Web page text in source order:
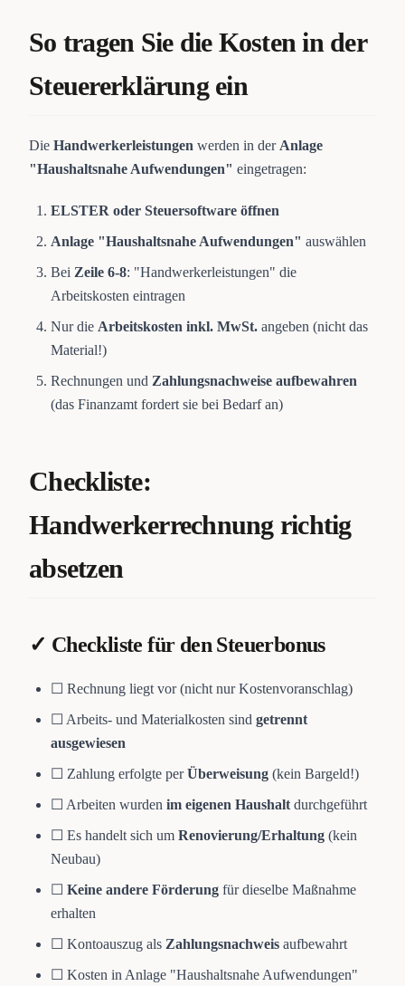
So tragen Sie die Kosten in der
Steuererklärung ein
Die Handwerkerleistungen werden in der Anlage
"Haushaltsnahe Aufwendungen" eingetragen:
ELSTER oder Steuersoftware öffnen
Anlage "Haushaltsnahe Aufwendungen" auswählen
Bei Zeile 6-8: "Handwerkerleistungen" die
Arbeitskosten eintragen
Nur die Arbeitskosten inkl. MwSt. angeben (nicht das
Material!)
Rechnungen und Zahlungsnachweise aufbewahren
(das Finanzamt fordert sie bei Bedarf an)
Checkliste:
Handwerkerrechnung richtig
absetzen
✓ Checkliste für den Steuerbonus
☐ Rechnung liegt vor (nicht nur Kostenvoranschlag)
☐ Arbeits- und Materialkosten sind getrennt
ausgewiesen
☐ Zahlung erfolgte perÜberweisung (kein Bargeld!)
☐ Arbeiten wurden im eigenen Haushalt durchgeführt
☐ Es handelt sich um Renovierung/Erhaltung (kein
Neubau)
☐ Keine andere Förderung für dieselbe Maßnahme
erhalten
☐ Kontoauszug als Zahlungsnachweis aufbewahrt
☐ Kosten in Anlage "Haushaltsnahe Aufwendungen"